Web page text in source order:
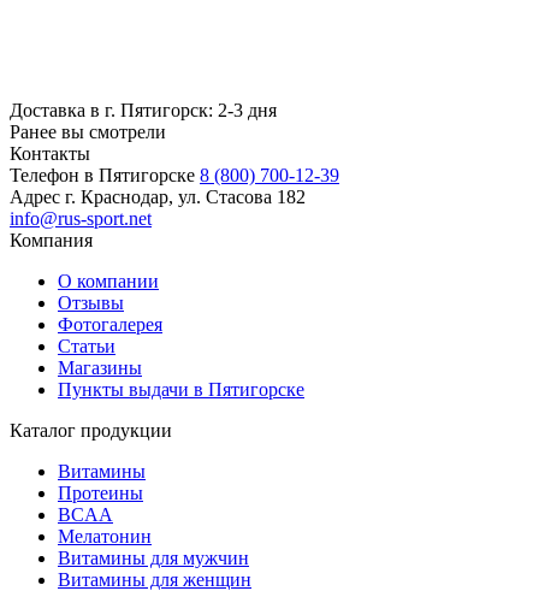
Доставка в г. Пятигорск: 2-3 дня
Ранее вы смотрели
Контакты
Телефон в Пятигорске 8 (800) 700-12-39
Адрес г. Краснодар, ул. Стасова 182
info@rus-sport.net
Компания
О компании
Отзывы
Фотогалерея
Статьи
Магазины
Пункты выдачи в Пятигорске
Каталог продукции
Витамины
Протеины
BCAA
Мелатонин
Витамины для мужчин
Витамины для женщин